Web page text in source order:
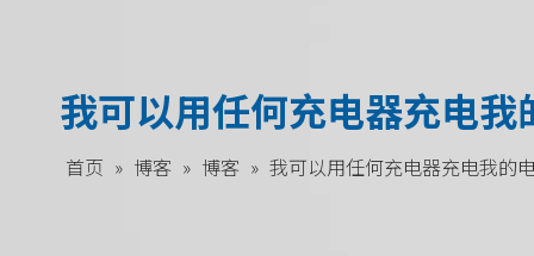
我可以用任何充电器充电我
首页 » 博客 » 博客 » 我可以用任何充电器充电我的